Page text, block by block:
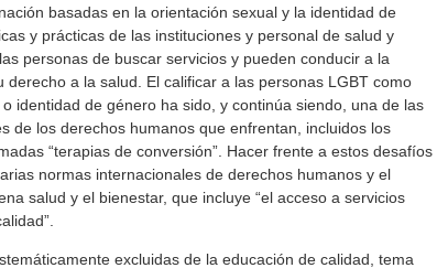
basadas en la orientación sexual y la identidad de
y prácticas de las instituciones y personal de salud y
personas de buscar servicios y pueden conducir a la
derecho a la salud. El calificar a las personas LGBT como
identidad de género ha sido, y continúa siendo, una de las
de los derechos humanos que enfrentan, incluidos los
“terapias de conversión”. Hacer frente a estos desafíos
normas internacionales de derechos humanos y el
salud y el bienestar, que incluye “el acceso a servicios
excluidas de la educación de calidad, tema